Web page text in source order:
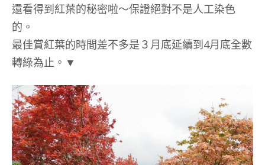
還看得到紅葉的秘密啦～保證絕對不是人工染色
的。
最佳賞紅葉的時間差不多是３月底延續到4月底全數
轉綠為止。▼